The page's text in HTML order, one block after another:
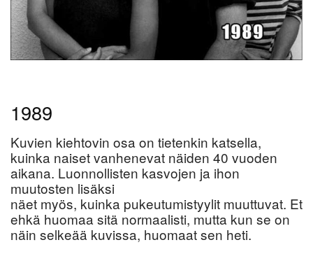
1989
Kuvien kiehtovin osa on tietenkin katsella,
kuinka naiset vanhenevat näiden 40 vuoden
aikana. Luonnollisten kasvojen ja ihon
muutosten lisäksi
näet myös, kuinka pukeutumistyylit muuttuvat. Et
ehkä huomaa sitä normaalisti, mutta kun se on
näin selkeää kuvissa, huomaat sen heti.